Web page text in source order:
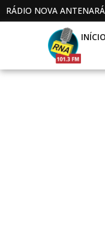
RÁDIO NOVA ANTENA
INÍCIO